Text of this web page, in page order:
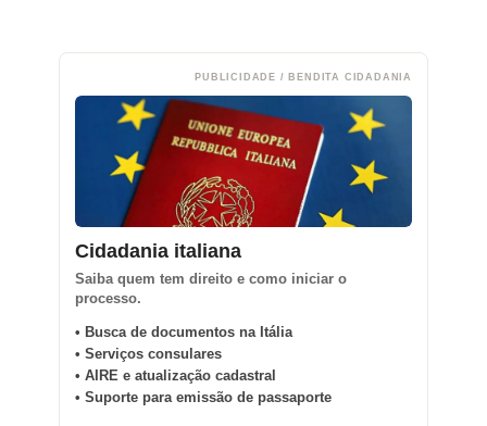
PUBLICIDADE / BENDITA CIDADANIA
Cidadania italiana
Saiba quem tem direito e como iniciar o
processo.
• Busca de documentos na Itália
• Serviços consulares
• AIRE e atualização cadastral
• Suporte para emissão de passaporte